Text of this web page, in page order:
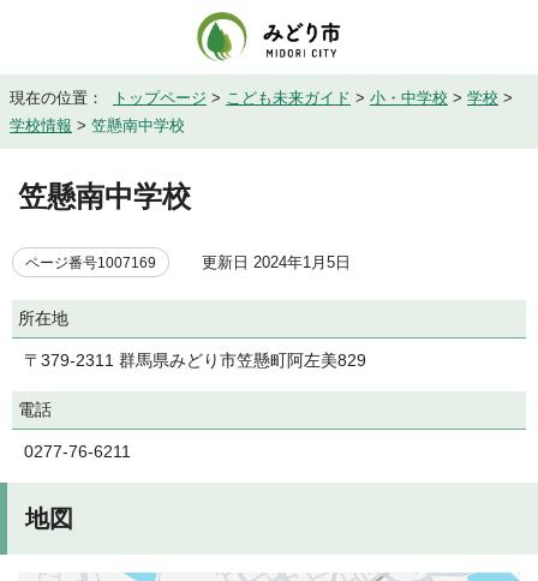
現在の位置： トップページ > こども未来ガイド > 小・中学校 > 学校 >
学校情報 > 笠懸南中学校
笠懸南中学校
ページ番号1007169 更新日 2024年1月5日
所在地
〒379-2311 群馬県みどり市笠懸町阿左美829
電話
0277-76-6211
地図